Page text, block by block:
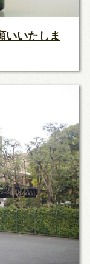
いいたしま